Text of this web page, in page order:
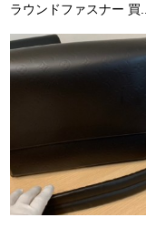
ラウンドファスナー 買...